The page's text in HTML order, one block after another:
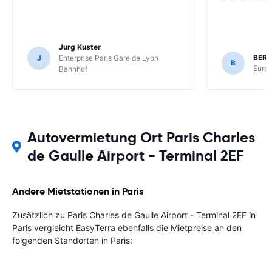
J
Jurg Kuster
Enterprise Paris Gare de Lyon
Bahnhof
B
Autovermietung Ort Paris Charles
de Gaulle Airport - Terminal 2EF
Andere Mietstationen in Paris
Zusätzlich zu Paris Charles de Gaulle Airport - Terminal 2EF in
Paris vergleicht EasyTerra ebenfalls die Mietpreise an den
folgenden Standorten in Paris: